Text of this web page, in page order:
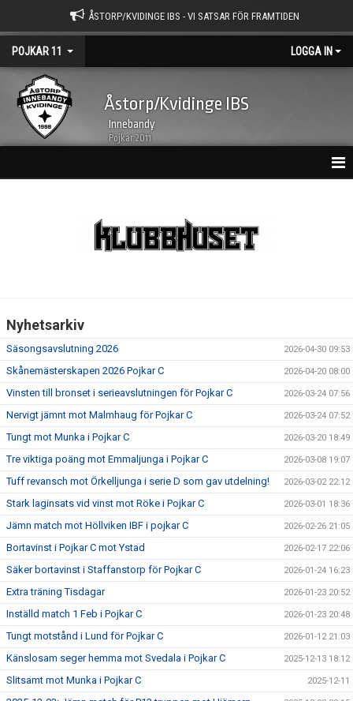
ÅSTORP/KVIDINGE IBS - VI SATSAR FÖR FRAMTIDEN
POJKAR 11 LOGGA IN
Åstorp/Kvidinge IBS
Innebandy
Pojkar 2011
BILDGALLERI
DOKUMENT
KONTAKT
MATCHER
Nyhetsarkiv
Säsongsavslutning 2026 2026-04-30 09:53
Skånemästerskapen 2026 Pojkar C 2026-04-20 08:00
Vinsten till bronset i serieavslutningen för Pojkar C 2026-03-24 07:56
Nervigt jämnt mot Malmhaug för Pojkar C 2026-03-24 07:52
Tungt mot Munka i Pojkar C 2026-03-20 18:49
Tre viktiga poäng mot Emmaljunga i Pojkar C 2026-03-08 19:07
Tuff revansch mot Örkelljunga i serie D som gav utdelning! 2026-03-02 22:12
Stark laginsats vid vinst mot Röke i Pojkar C 2026-03-01 18:36
Jämn match mot Höllviken IBF i pojkar C 2026-02-26 21:05
Bortavinst i Pojkar C mot Ystad 2026-02-17 22:06
Säker bortavinst i Staffanstorp för Pojkar C 2026-01-24 16:23
Extra träning Tisdagar 2026-01-23 20:52
Inställd match 1 Feb i Pojkar C 2026-01-23 20:48
Tungt motstånd i Lund för Pojkar C 2026-01-12 21:03
Känslosam seger hemma mot Svedala i Pojkar C 2025-12-13 18:12
Slitsamt mot Munka i Pojkar C 2025-12-11